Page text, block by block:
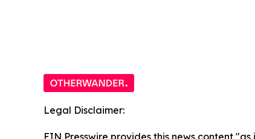
Legal Disclaimer:
EIN Presswire provides this news content